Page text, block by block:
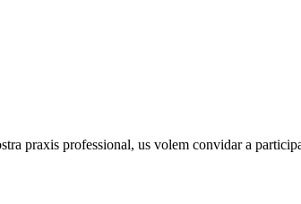
praxis professional, us volem convidar a